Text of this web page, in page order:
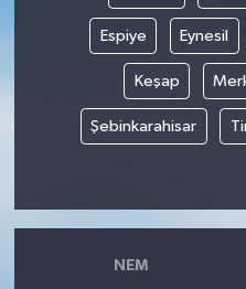
Espiye Eynesil
Keşap
Şebinkarahisar
NEM